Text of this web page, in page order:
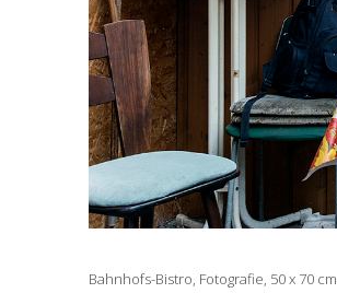
Bahnhofs-Bistro, Fotografie, 50 x 70 cm